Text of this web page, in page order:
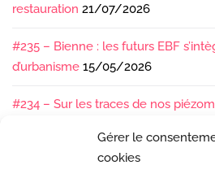
Gérer le
cookies
restauration 21/07/2026
#235 – Bienne : les futurs EBF
d’urbanisme 15/05/2026
#234 – Sur les traces de nos
#233 – Les sédiments, ça se suit en